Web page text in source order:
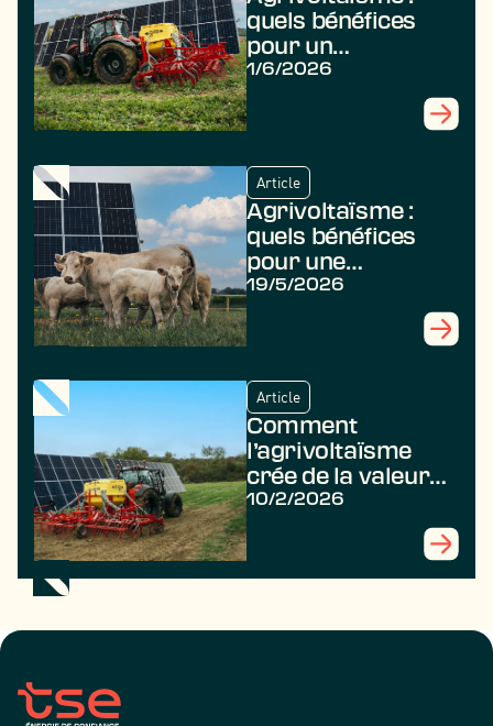
quels bénéfices
pour un
agriculteur ?
1/6/2026
Article
Agrivoltaïsme :
quels bénéfices
pour une
commune ?
19/5/2026
Article
Comment
l’agrivoltaïsme
crée de la valeur
durable dans les
territoires ruraux
10/2/2026